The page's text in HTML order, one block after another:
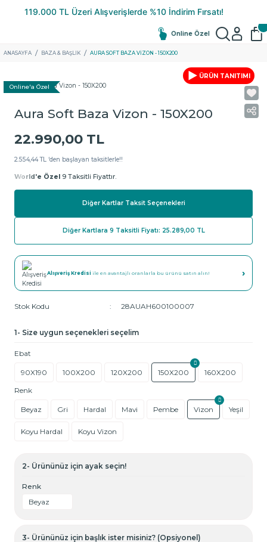
Online Özel
ANASAYFA BAZA & BAŞLIK AURA SOFT BAZA VIZON - 150X200
ÜRÜN TANITIMI
Online'a Özel
Aura Soft Baza Vizon - 150X200
22.990,00 TL
2.554,44 TL ‘den başlayan taksitlerle!!
World'e Özel 9 Taksitli Fiyattır.
Diğer Kartlar Taksit Seçenekleri
Diğer Kartlara 9 Taksitli Fiyatı: 25.289,00 TL
Alışveriş Kredisi ile en avantajlı oranlarla bu ürünü satın alın! ›
Stok Kodu 28AUAH600100007
1- Size uygun seçenekleri seçelim
Ebat
90X190 100X200 120X200 150X200
160X200
Renk
Beyaz Gri Hardal Mavi Pembe Vizon Yeşil
Koyu Hardal Koyu Vizon
2- Ürününüz için ayak seçin!
Renk
Beyaz
3- Ürününüz için başlık ister misiniz? (Opsiyonel)